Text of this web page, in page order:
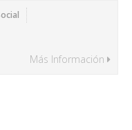
Más Información